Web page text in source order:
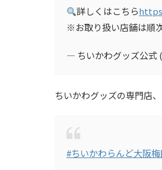
詳しくはこちら
※お取り扱い店舗は順
— ちいかわグッズ公
ちいかわグッズの専門店
#ちいかわらんど大阪